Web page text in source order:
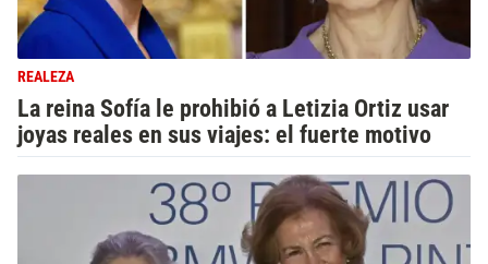
REALEZA
La reina Sofía le prohibió a Letizia Ortiz usar
joyas reales en sus viajes: el fuerte motivo